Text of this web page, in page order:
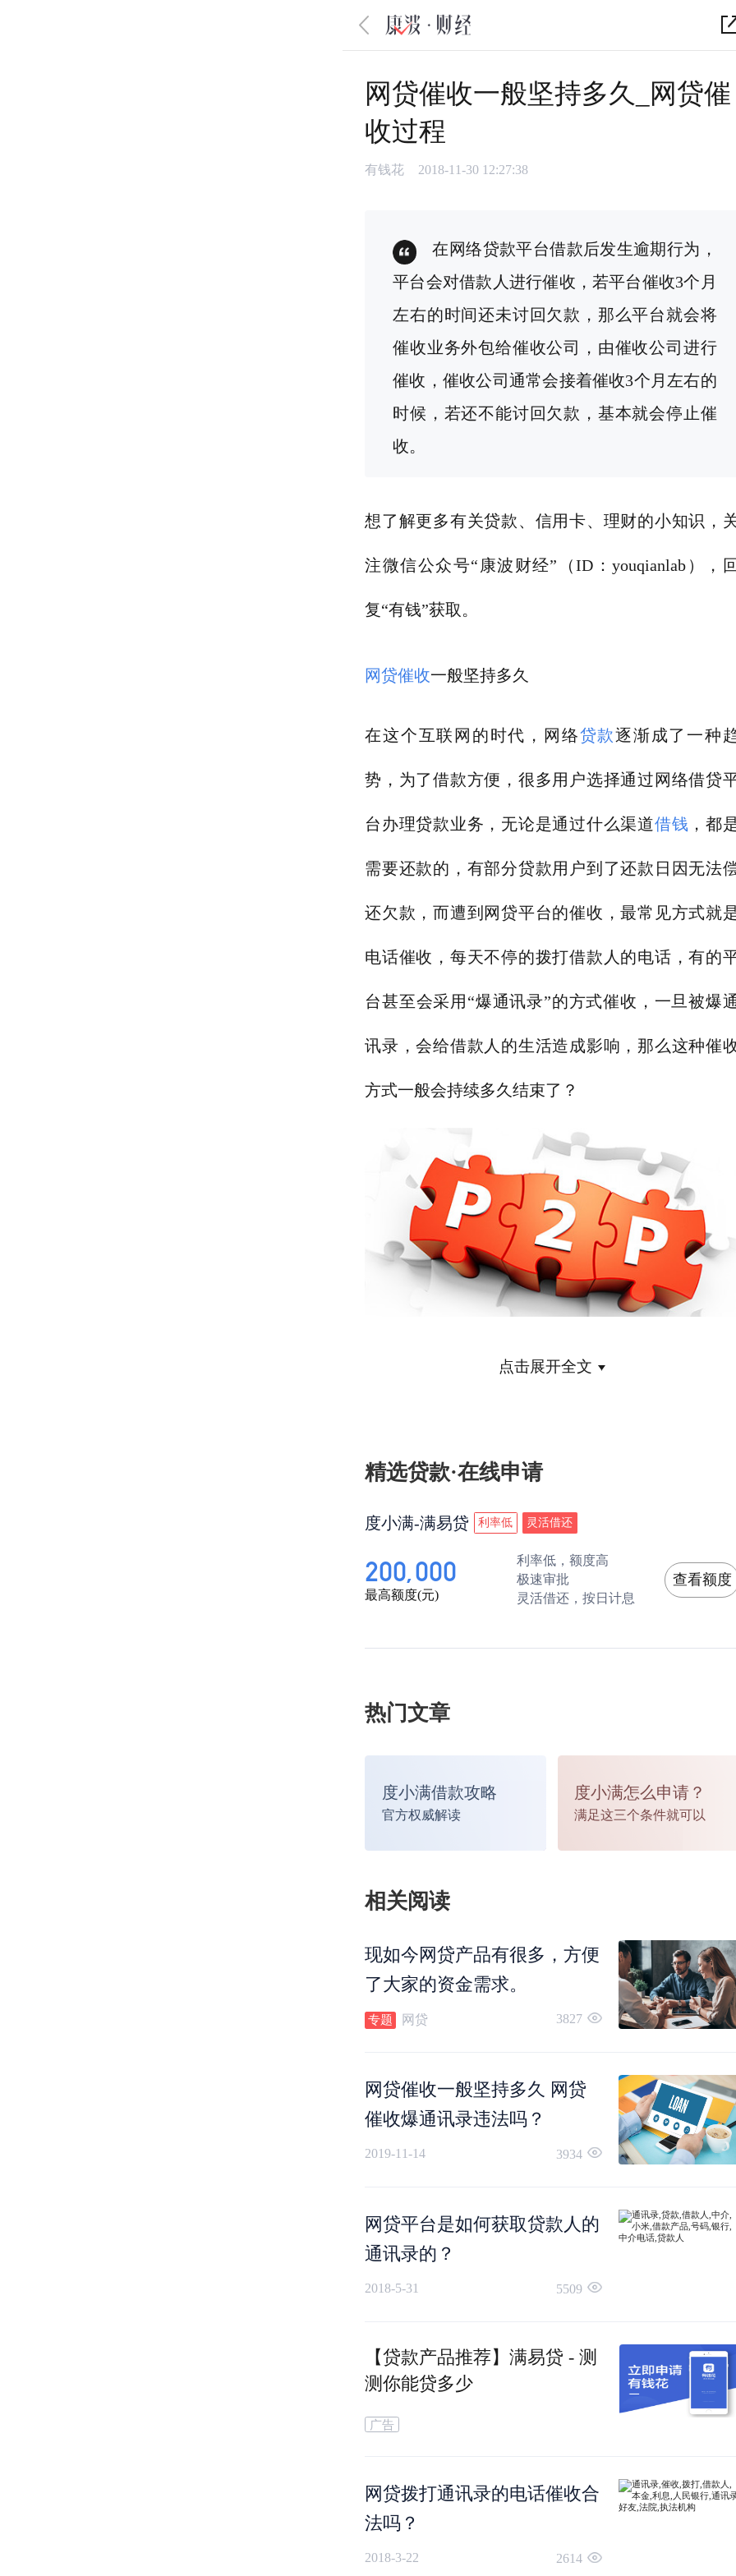
网贷催收一般坚持多久_网贷催
收过程
有钱花 2018-11-30 12:27:38
在网络贷款平台借款后发生逾期行为，
平台会对借款人进行催收，若平台催收3个月
左右的时间还未讨回欠款，那么平台就会将
催收业务外包给催收公司，由催收公司进行
催收，催收公司通常会接着催收3个月左右的
时候，若还不能讨回欠款，基本就会停止催
收。
想了解更多有关贷款、信用卡、理财的小知识，
注微信公众号“康波财经”（ID：youqianlab），回
复“有钱”获取。
网贷催收一般坚持多久
在这个互联网的时代，网络贷款逐渐成了一种
势，为了借款方便，很多用户选择通过网络借贷
台办理贷款业务，无论是通过什么渠道借钱 ，都
需要还款的，有部分贷款用户到了还款日因无法
还欠款，而遭到网贷平台的催收，最常见方式就
电话催收，每天不停的拨打借款人的电话，有的
台甚至会采用“爆通讯录”的方式催收，一旦被爆
讯录，会给借款人的生活造成影响，那么这种催
方式一般会持续多久结束了？
据了解，目前大部分的网络贷款平台都有一个密集
天都会拨打电话，若3个月借款人还为还款，那么网
司进行催收，通常催收公司会在接着催收6个月，若
催收超过半年以上，用户还为还款，那么贷款平台
寻求司法帮忙，将借款人告上法庭，借款人可能会
若借款人在网络贷款平台借款后，发生逾期行为，
通常网络贷款平台会采用电话催收的方式进行
收，一般催收需要经历四个流程。
会给借款用户发送还款提醒信息，提现借款用户
要忘记还款；
那么贷款平台会拨打借款人的电话进行催收，若借
款人不接电话的，平台会一直拨打，一天可能会拨
平台的工作人员会劝说用户尽快还款，会告诉借款
人若不还款会产生逾期费用，并且会影响用户征
点击展开全文
精选贷款·在线申请
度小满-满易贷 利率低 灵活借还
200,000
最高额度(元)
利率低，额度高
极速审批
灵活借还，按日计息
查看额度
热门文章
度小满借款攻略
官方权威解读
度小满怎么申请？
满足这三个条件就可以
相关阅读
现如今网贷产品有很多，方便
了大家的资金需求。
专题 网贷 3827
网贷催收一般坚持多久 网贷
催收爆通讯录违法吗？
2019-11-14 3934
网贷平台是如何获取贷款人的
通讯录的？
2018-5-31 5509
【贷款产品推荐】满易贷 - 测
测你能贷多少
广告
网贷拨打通讯录的电话催收合
法吗？
2018-3-22 2614